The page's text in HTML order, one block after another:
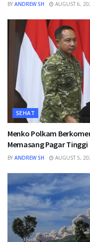
BY ANDREW SH AUGUST 6,
SEHAT
Menko Polkam
Memasang Pagar Tinggi
BY ANDREW SH AUGUST 5,